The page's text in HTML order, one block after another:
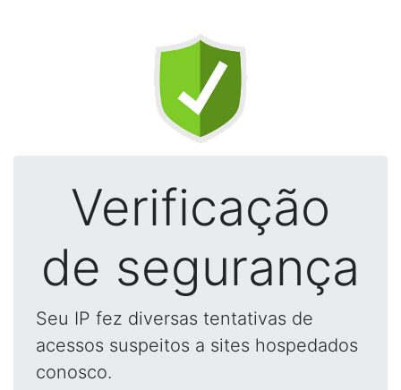
Verificação
de segurança
Seu IP fez diversas tentativas de
acessos suspeitos a sites hospedados
conosco.